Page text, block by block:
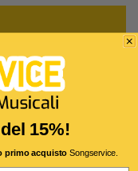
15%!
primo acquistoSongservice.